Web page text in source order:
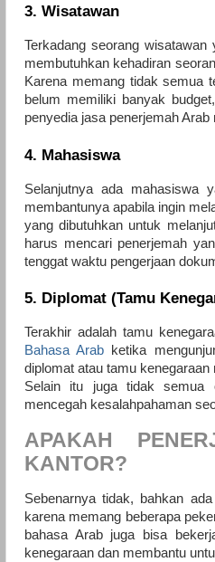
3. Wisatawan
Terkadang seorang
membutuhkan kehadiran
Karena memang tidak semua
belum memiliki banyak
penyedia jasa penerjemah Arab
4. Mahasiswa
Selanjutnya ada mahasiswa
membantunya apabila ingin
yang dibutuhkan untuk
harus mencari penerjemah
tenggat waktu pengerjaan
5. Diplomat (Tamu
Terakhir adalah tamu
Bahasa Arab ketika
diplomat atau tamu
Selain itu juga tidak semua
mencegah kesalahpahaman
APAKAH
KANTOR?
Sebenarnya tidak, bahkan
karena memang beberapa
bahasa Arab juga bisa
kenegaraan dan membantu